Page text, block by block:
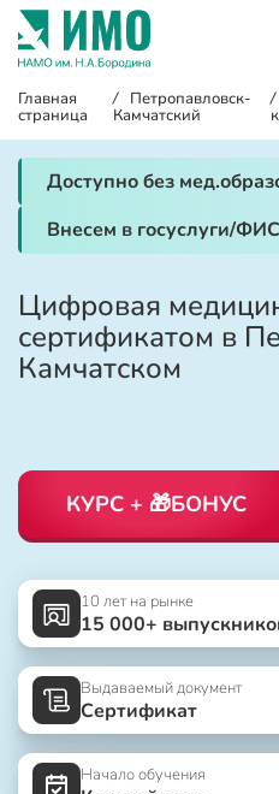
Главная
страница
/ Петропавловск-
Камчатский
/
Доступно без
Внесем в госуслуги/
Цифровая
сертификатом в
Камчатском
КУРС + 🎁БОНУС
10 лет на рынке
15 000+
Выдаваемый документ
Сертификат
Начало обучения